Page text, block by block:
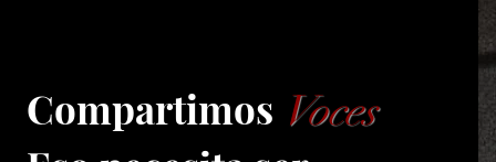
Compartimos Voces